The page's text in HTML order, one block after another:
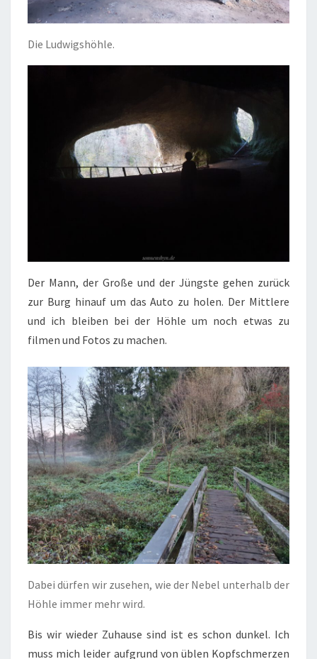
Die Ludwigshöhle.
Der Mann, der Große und der Jüngste gehen zurück
zur Burg hinauf um das Auto zu holen. Der Mittlere
und ich bleiben bei der Höhle um noch etwas zu
filmen und Fotos zu machen.
Dabei dürfen wir zusehen, wie der Nebel unterhalb der
Höhle immer mehr wird.
Bis wir wieder Zuhause sind ist es schon dunkel. Ich
muss mich leider aufgrund von üblen Kopfschmerzen